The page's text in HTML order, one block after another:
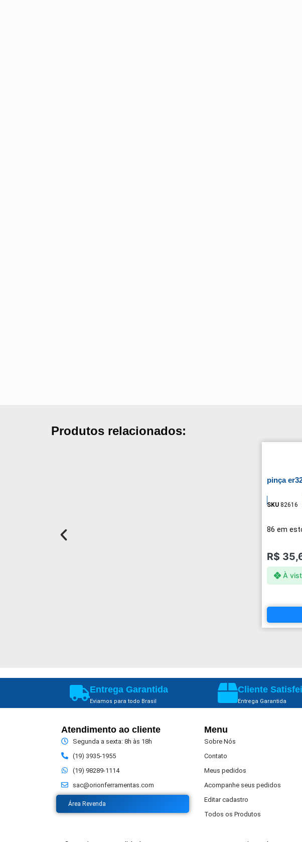
Produtos relacionados:
pinça
SKU 82616
86 em
R$
À
Entrega Garantida
Eviamos para todo Brasil
Cliente
Entrega Garantida
Atendimento ao cliente
Segunda a sexta: 8h às 18h
(19) 3935-1955
(19) 98289-1114
sac@orionferramentas.com
Área Revenda
Menu
Sobre Nós
Contato
Meus pedidos
Acompanhe seus pedidos
Editar cadastro
Todos os Produtos